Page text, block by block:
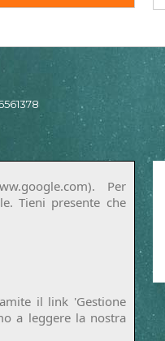
Per
Tieni presente che
il link 'Gestione
a leggere la nostra